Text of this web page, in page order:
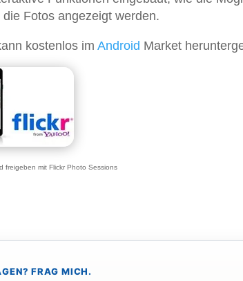
Fotos angezeigt werden.
kostenlos im Android Market
freigeben mit Flickr Photo Sessions
FRAG MICH.